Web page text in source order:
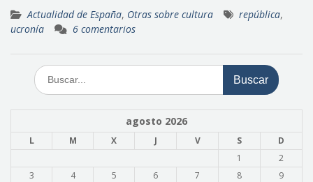
Actualidad de España, Otras sobre cultura república,
ucronía
6 comentarios
Buscar:
agosto 2026
L M X J V S
D
1
2
3
4 5 6 7 8
9